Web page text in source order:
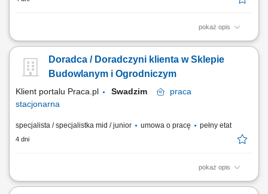
pokaż opis
Co będziesz robić? Twój start z Buddym: przez pierwsze 4 miesiące
wsparciu opiekuna wdrożenia i zespołu, Aktywna sprzedaż i doradztwo:
będziesz sprzedawać i doradzać klientom w wyborze najlepszych
Doradca / Doradczyni klienta w Sklepie
Budowlanym i Ogrodniczym
Klient portalu Praca.pl Swadzim
praca
stacjonarna
specjalista / specjalistka mid / junior umowa o pracę pełny etat
4 dni
pokaż opis
Pomoc klientom w wyborze produktów oraz zapewnienie profesjonalnej